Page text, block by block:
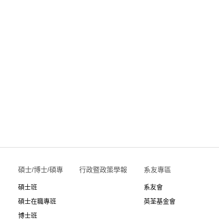
碩士/博士/碩專
碩士班
碩士在職專班
博士班
行政暨政策學報 系友專區
系友會
英荃基金會